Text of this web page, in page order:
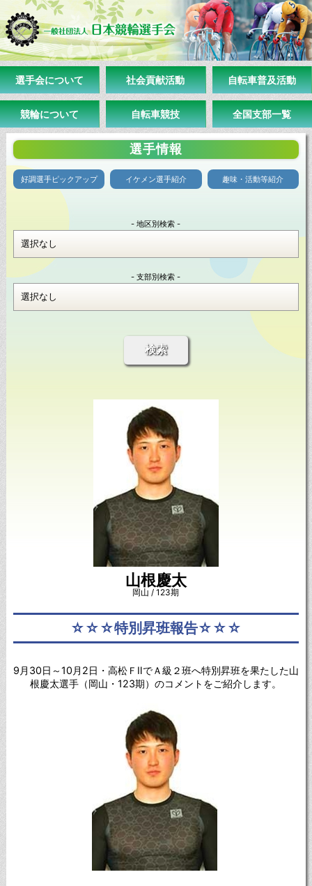
選手会について 社会貢献活動 自転車普及活動
競輪について 自転車競技 全国支部一覧
選手情報
好調選手ピックアップ イケメン選手紹介 趣味・活動等紹介
- 地区別検索 -
- 支部別検索 -
検索
山根慶太
岡山 / 123期
☆☆☆特別昇班報告☆☆☆
9月30日～10月2日・高松ＦⅡでＡ級２班へ特別昇班を果たした山
根慶太選手（岡山・123期）のコメントをご紹介します。